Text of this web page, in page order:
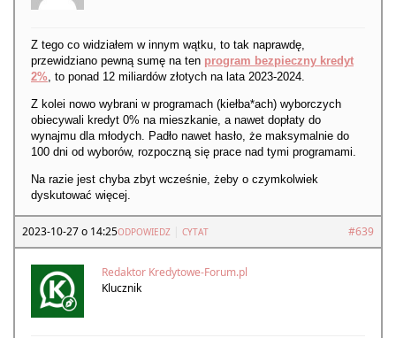
Z tego co widziałem w innym wątku, to tak naprawdę,
przewidziano pewną sumę na ten program bezpieczny kredyt
2%, to ponad 12 miliardów złotych na lata 2023-2024.
Z kolei nowo wybrani w programach (kiełba*ach) wyborczych
obiecywali kredyt 0% na mieszkanie, a nawet dopłaty do
wynajmu dla młodych. Padło nawet hasło, że maksymalnie do
100 dni od wyborów, rozpoczną się prace nad tymi programami.
Na razie jest chyba zbyt wcześnie, żeby o czymkolwiek
dyskutować więcej.
2023-10-27 o 14:25 #639
ODPOWIEDZ CYTAT
Redaktor Kredytowe-Forum.pl
Klucznik